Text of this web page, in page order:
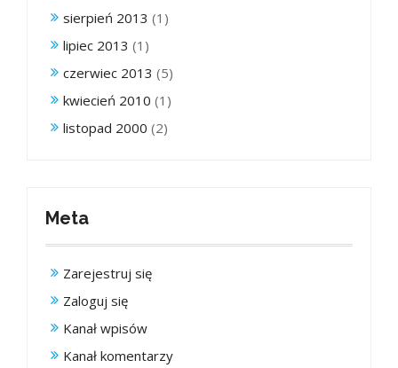
sierpień 2013 (1)
lipiec 2013 (1)
czerwiec 2013 (5)
kwiecień 2010 (1)
listopad 2000 (2)
Meta
Zarejestruj się
Zaloguj się
Kanał wpisów
Kanał komentarzy